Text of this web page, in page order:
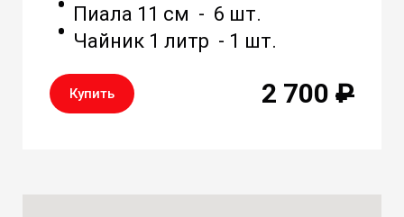
Пиала 11 см - 6 шт.
Чайник 1 литр - 1 шт.
Купить 2 700 ₽